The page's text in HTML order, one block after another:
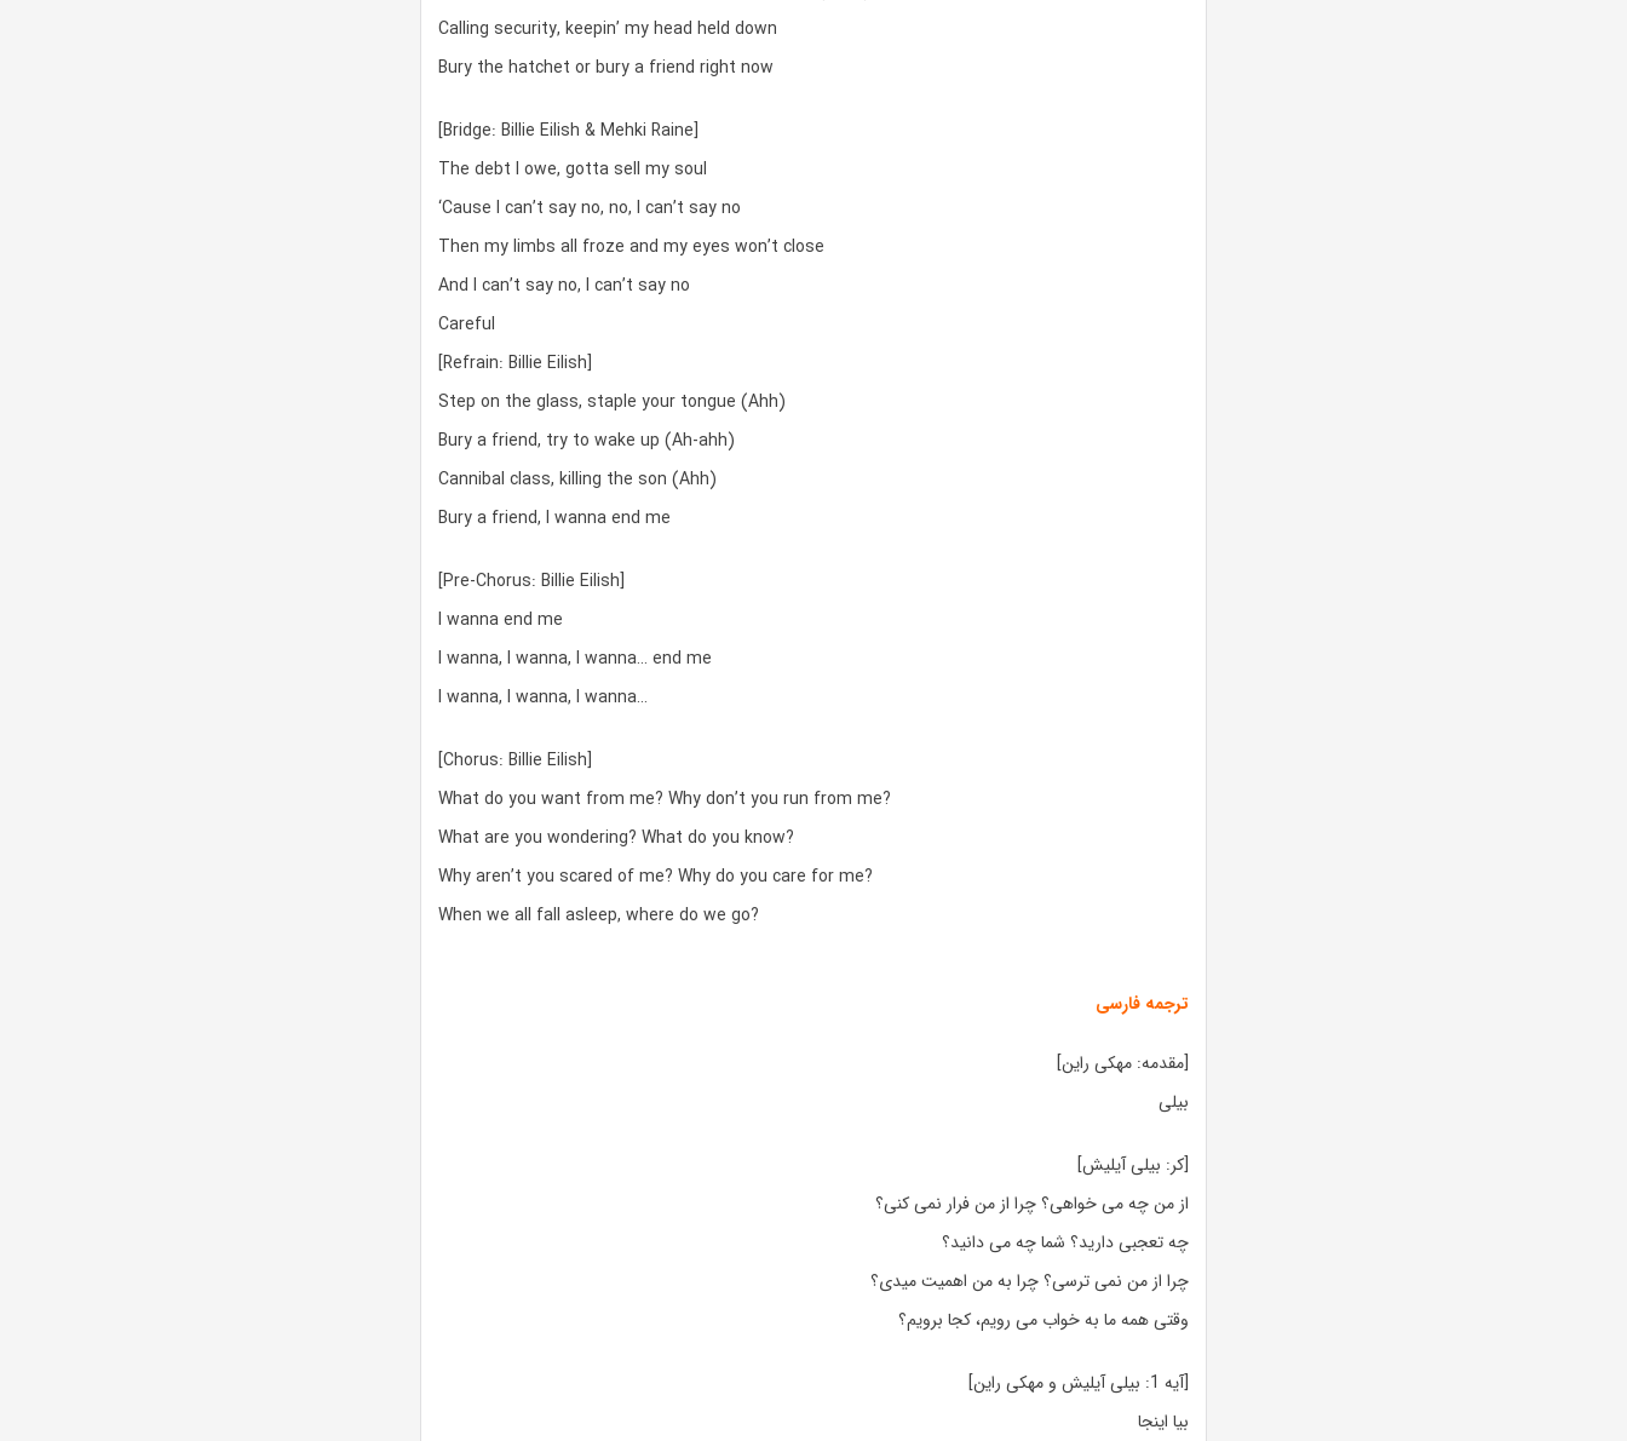
Calling security, keepin’ my head held down
Bury the hatchet or bury a friend right now
[Bridge: Billie Eilish & Mehki Raine]
The debt I owe, gotta sell my soul
‘Cause I can’t say no, no, I can’t say no
Then my limbs all froze and my eyes won’t close
And I can’t say no, I can’t say no
Careful
[Refrain: Billie Eilish]
Step on the glass, staple your tongue (Ahh)
Bury a friend, try to wake up (Ah-ahh)
Cannibal class, killing the son (Ahh)
Bury a friend, I wanna end me
[Pre-Chorus: Billie Eilish]
I wanna end me
I wanna, I wanna, I wanna… end me
I wanna, I wanna, I wanna…
[Chorus: Billie Eilish]
What do you want from me? Why don’t you run from me?
What are you wondering? What do you know?
Why aren’t you scared of me? Why do you care for me?
When we all fall asleep, where do we go?
ترجمه فارسی
[مقدمه: مهکی راین]
بیلی
[کر: بیلی آیلیش]
از من چه می خواهی؟ چرا از من فرار نمی کنی؟
چه تعجبی دارید؟ شما چه می دانید؟
چرا از من نمی ترسی؟ چرا به من اهمیت میدی؟
وقتی همه ما به خواب می رویم، کجا برویم؟
[آیه 1: بیلی آیلیش و مهکی راین]
بیا اینجا